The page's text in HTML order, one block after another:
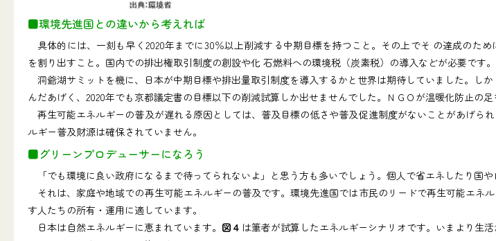
■環境先進国との違いから考えれば
具体的には、一刻も早く2020年までに30％以上削減する中期目標を持つこと。その上でそ の達成のた
を割り出すこと。国内での排出権取引制度の創設や化 石燃料への環境税（炭素税）の導入などが必要です。
洞爺湖サミットを機に、日本が中期目標や排出量取引制度を導入するかと世界は期待していました。し
んだあげく、2020年でも京都議定書の目標以下の削減試算しか出せませんでした。ＮＧＯが温暖化防止の
再生可能エネルギーの普及が遅れる原因としては、普及目標の低さや普及促進制度がないことがあげら
ルギー普及財源は確保されていません。
■グリーンプロデューサーになろう
「でも環境に良い政府になるまで待ってられないよ」と思う方も多いでしょう。個人で省エネしたり国
それは、家庭や地域での再生可能エネルギーの普及です。環境先進国では市民のリードで再生可能エ
す人たちの所有・運用に適しています。
日本は自然エネルギーに恵まれています。 図４ は筆者が試算したエネルギーシナリオです。いまより生